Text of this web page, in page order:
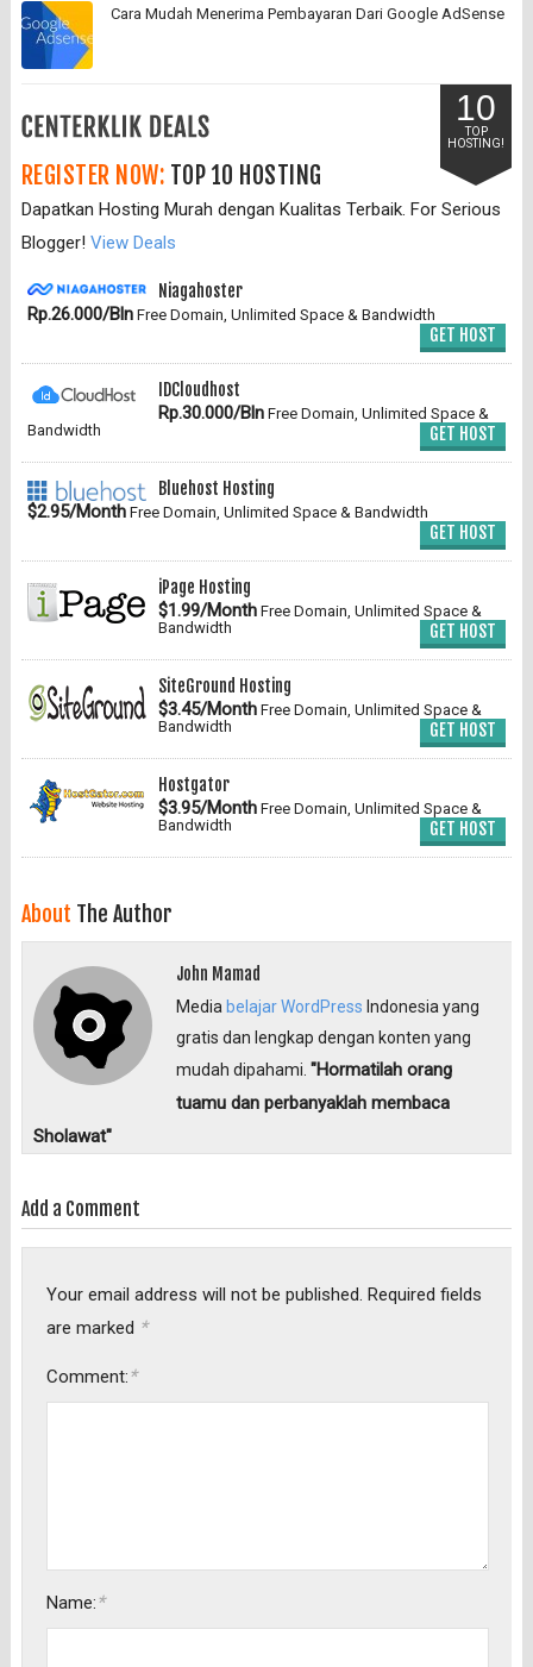
Cara Mudah Menerima Pembayaran Dari Google AdSense
10
TOP
HOSTING!
REGISTER NOW: TOP 10 HOSTING
Dapatkan Hosting Murah dengan Kualitas Terbaik. For Serious
Blogger! View Deals
Niagahoster
Rp.26.000/BlnFree Domain, Unlimited Space & Bandwidth
GET HOST
IDCloudhost
Rp.30.000/BlnFree Domain, Unlimited Space &
Bandwidth
GET HOST
Bluehost Hosting
$2.95/MonthFree Domain, Unlimited Space & Bandwidth
GET HOST
iPage Hosting
$1.99/MonthFree Domain, Unlimited Space &
Bandwidth
GET HOST
SiteGround Hosting
$3.45/MonthFree Domain, Unlimited Space &
Bandwidth
GET HOST
Hostgator
$3.95/MonthFree Domain, Unlimited Space &
Bandwidth
GET HOST
About The Author
John Mamad
Media belajar WordPress Indonesia yang
gratis dan lengkap dengan konten yang
mudah dipahami."Hormatilah orang
tuamu dan perbanyaklah membaca
Sholawat"
Add a Comment
Your email address will not be published. Required fields
are marked *
Comment:*
Name:*